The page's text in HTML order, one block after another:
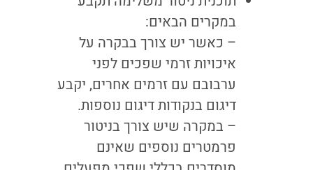
במקרים הבאים:
– כאשר יש צורך בבקרה על
איכויות זרמי שפכים לפני
ערבובם עם זרמים אחרים, יקבע
דיגום בנקודות דיגום נוספות.
– במקרה שיש צורך בניטור
פרמטרים נוספים שאינם